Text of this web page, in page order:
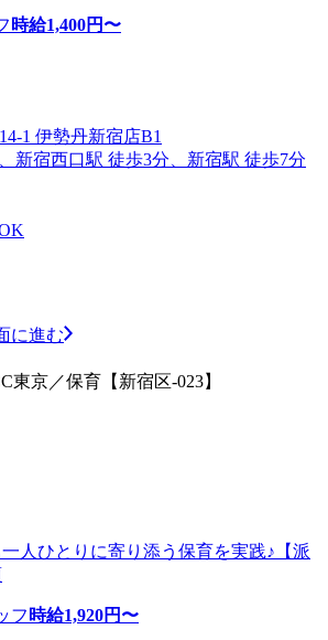
時給1,400円〜
1 伊勢丹新宿店B1
新宿西口駅 徒歩3分、新宿駅 徒歩7分
に進む
東京／保育【新宿区-023】
人ひとりに寄り添う保育を実践♪【派
フ 時給1,920円〜